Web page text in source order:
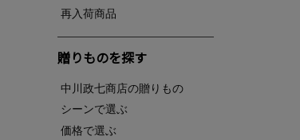
再入荷商品
贈りものを探す
中川政七商店の贈りもの
シーンで選ぶ
価格で選ぶ